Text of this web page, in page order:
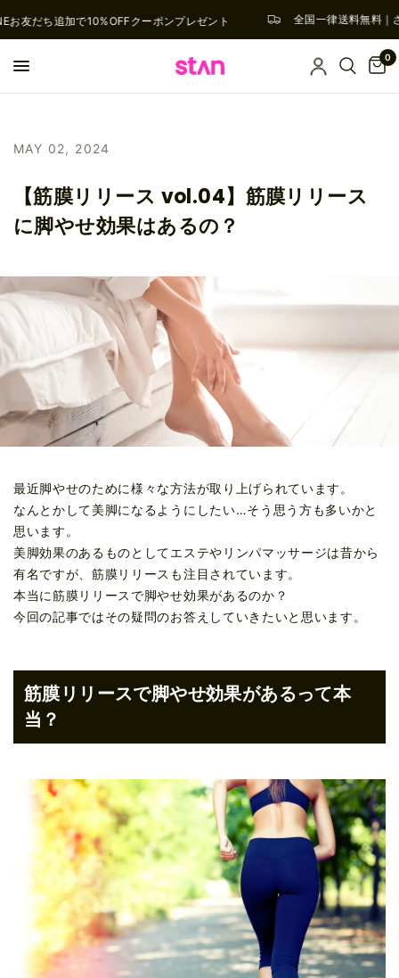
友だち追加で10%OFFクーポンプレゼント 全国一律送料無料｜
0
MAY 02, 2024
【筋膜リリース vol.04】筋膜リリース
に脚やせ効果はあるの？
最近脚やせのために様々な方法が取り上げられています。
なんとかして美脚になるようにしたい…そう思う方も多いかと
思います。
美脚効果のあるものとしてエステやリンパマッサージは昔から
有名ですが、筋膜リリースも注目されています。
本当に筋膜リリースで脚やせ効果があるのか？
今回の記事ではその疑問のお答えしていきたいと思います。
筋膜リリースで脚やせ効果があるって本
当？